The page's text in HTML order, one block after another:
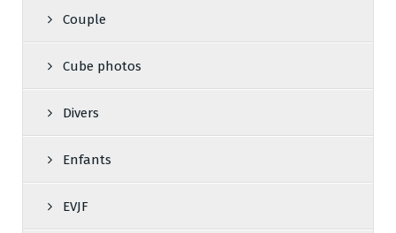
Couple
Cube photos
Divers
Enfants
EVJF